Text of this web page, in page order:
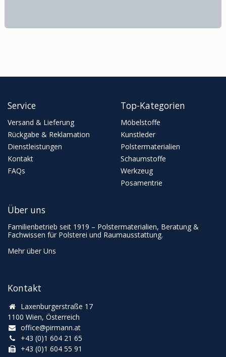
Service
Versand & Lieferung
Rückgabe & Reklamation
Dienstleistungen
Kontakt
FAQs
Top-Kategorien
Möbelstoffe
Kunstleder
Polstermaterialien
Schaumstoffe
Werkzeug
Posamentrie
Kontakt
Laxenburgerstraße 17
1100 Wien, Österreich
office@pirmann.at
+43 (0)1 604 21 65
+43 (0)1 604 55 91
Über uns
Familienbetrieb seit 1919 – Polstermaterialien, Beratung &
Fachwissen für Polsterei und Raumausstattung.
Mehr über Uns